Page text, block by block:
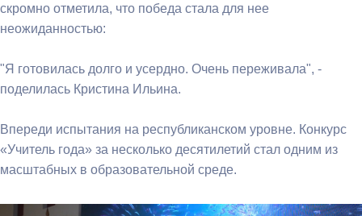
скромно отметила, что победа стала для нее
неожиданностью:
"Я готовилась долго и усердно. Очень переживала", -
поделилась Кристина Ильина.
Впереди испытания на республиканском уровне. Конкурс
«Учитель года» за несколько десятилетий стал одним из
масштабных в образовательной среде.